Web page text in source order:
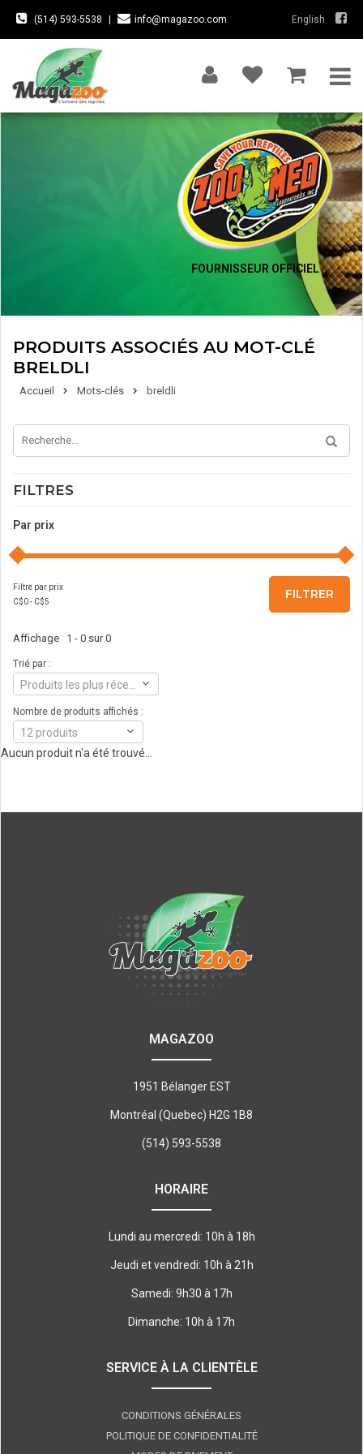
(514) 593-5538 info@magazoo.com English
FOURNISSEUR OFFICIEL
PRODUITS ASSOCIÉS AU MOT-CLÉ
BRELDLI
Accueil Mots-clés breldli
FILTRES
Par prix
Filtre par prix
C$0- C$5
FILTRER
Affichage 1 - 0 sur 0
Trié par :
Nombre de produits affichés :
12 produits
Aucun produit n'a été trouvé...
MAGAZOO
1951 Bélanger EST
Montréal (Quebec) H2G 1B8
(514) 593-5538
HORAIRE
Lundi au mercredi: 10h à 18h
Jeudi et vendredi: 10h à 21h
Samedi: 9h30 à 17h
Dimanche: 10h à 17h
SERVICE À LA CLIENTÈLE
CONDITIONS GÉNÉRALES
POLITIQUE DE CONFIDENTIALITÉ